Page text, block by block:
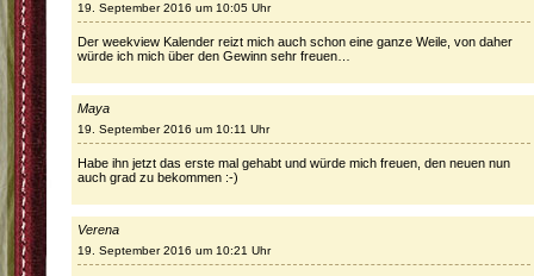
19. September 2016 um 10:05 Uhr
Der weekview Kalender reizt mich auch schon eine ganze Weile, von daher
würde ich mich über den Gewinn sehr freuen…
Maya
19. September 2016 um 10:11 Uhr
Habe ihn jetzt das erste mal gehabt und würde mich freuen, den neuen nun
auch grad zu bekommen :-)
Verena
19. September 2016 um 10:21 Uhr